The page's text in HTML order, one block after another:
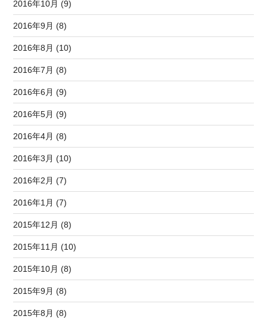
2016年10月 (9)
2016年9月 (8)
2016年8月 (10)
2016年7月 (8)
2016年6月 (9)
2016年5月 (9)
2016年4月 (8)
2016年3月 (10)
2016年2月 (7)
2016年1月 (7)
2015年12月 (8)
2015年11月 (10)
2015年10月 (8)
2015年9月 (8)
2015年8月 (8)